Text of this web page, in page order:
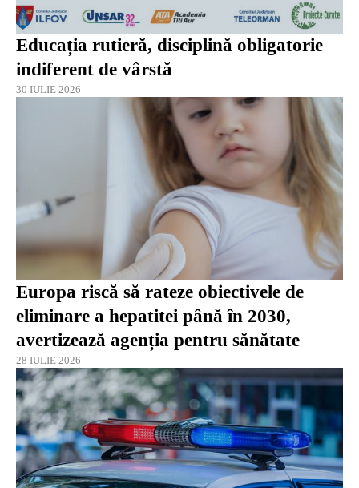
Educația rutieră, disciplină obligatorie
indiferent de vârstă
30 IULIE 2026
Europa riscă să rateze obiectivele de
eliminare a hepatitei până în 2030,
avertizează agenția pentru sănătate
28 IULIE 2026